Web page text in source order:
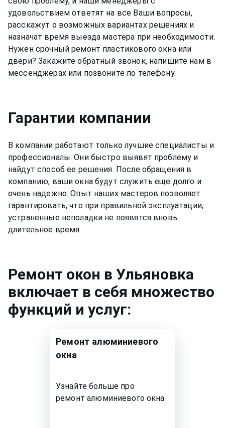
удовольствием ответят на все Ваши вопросы,
расскажут о возможных вариантах решениях и
назначат время выезда мастера при необходимости.
Нужен срочный ремонт пластикового окна или
двери? Закажите обратный звонок, напишите нам в
мессенджерах или позвоните по телефону.
Гарантии компании
В компании работают только лучшие специалисты и
профессионалы. Они быстро выявят проблему и
найдут способ ее решения. После обращения в
компанию, ваши окна будут служить еще долго и
очень надежно. Опыт наших мастеров позволяет
гарантировать, что при правильной эксплуатации,
устраненные неполадки не появятся вновь
длительное время.
Ремонт окон в Ульяновка
включает в себя множество
функций и услуг:
Ремонт алюминиевого
окна
Узнайте больше про
ремонталюминиевого окна